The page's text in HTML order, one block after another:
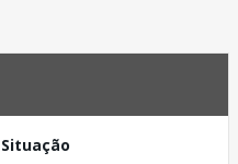
Situação